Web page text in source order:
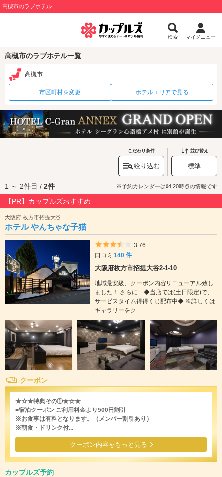
高槻市のラブホテル
検索 マイメニュー
高槻市のラブホテル一覧
高槻市
市区町村を変更 ホテルエリアで見る
こだわり条件
絞り込む
並び替え
標準
1 ～ 2件目 / 2件 ※予約カレンダーは04:20時点の情報です
【PR】カップルズおすすめ
大阪府 枚方市招提大谷
ホテル やんちゃな子猫
5つ星のうち3.5
3.76
口コミ140 件
大阪府枚方市招提大谷2-1-10
地域最安級、クーポン内容リニューアル致し
ました！ さらに... ◆当店では(土日限定)で、
サービスタイム得得くじ配布中◆ ※詳しくは
ギャラリーをク...
クーポン
★☆★特典その①★☆★
■宿泊クーポン ご利用料金より500円割引
※お食事は有料となります。（メンバー割引あり）
※朝食・ドリンク付...
クーポン内容をもっと見る
カップルズ予約